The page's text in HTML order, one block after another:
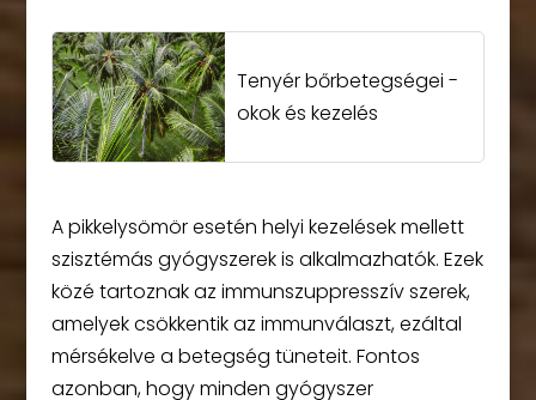
Tenyér bőrbetegségei -
okok és kezelés
A pikkelysömör esetén helyi kezelések mellett
szisztémás gyógyszerek is alkalmazhatók. Ezek
közé tartoznak az immunszuppresszív szerek,
amelyek csökkentik az immunválaszt, ezáltal
mérsékelve a betegség tüneteit. Fontos
azonban, hogy minden gyógyszer